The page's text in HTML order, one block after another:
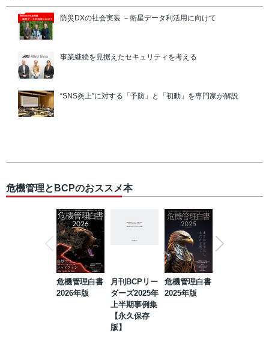
防災DXの社会実装 －衛星データ利活用に向けて
事業継続を見据えたセキュリティを考える
“SNS炎上”に対する「予防」と「初動」を専門家が解説
危機管理とBCPのおススメ本
危機管理白書
2026年版
月刊BCPリー
ダーズ2025年
上半期事例集
【永久保存
版】
危機管理白書
2025年版